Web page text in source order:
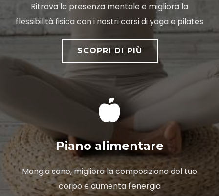
Ritrova la presenza mentale e migliora la
flessibilità fisica con i nostri corsi di yoga e pilates
SCOPRI DI PIÙ
Piano alimentare
Mangia sano, migliora la composizione del tuo
corpo e aumenta l'energia